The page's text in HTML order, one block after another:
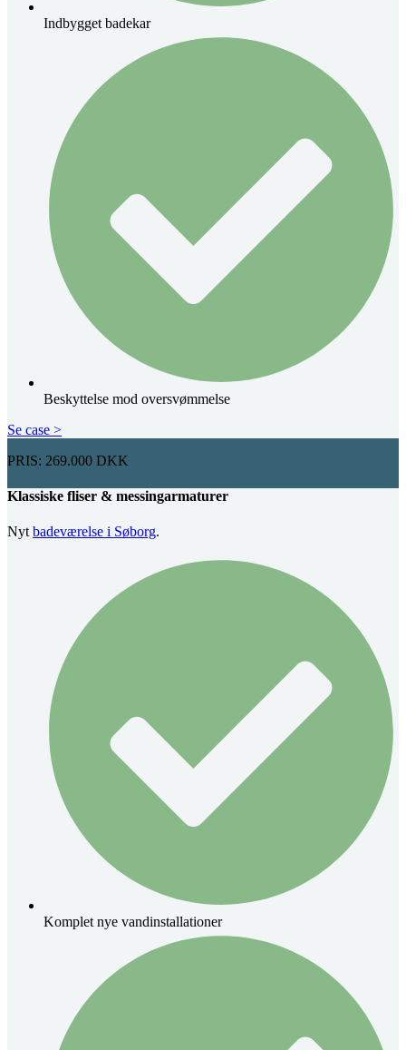
Indbygget badekar
Beskyttelse mod oversvømmelse
Se case >
PRIS: 269.000 DKK
Klassiske fliser & messingarmaturer
Nyt badeværelse i Søborg.
Komplet nye vandinstallationer